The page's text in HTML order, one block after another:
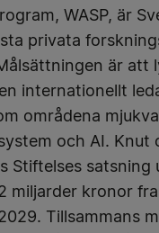
WASP, är
privata
är att
internationellt
områdena
och AI. Knut
Stiftelses satsning
miljarder kronor
Tillsammans